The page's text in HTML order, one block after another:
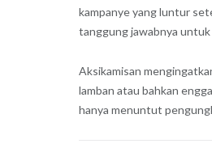
kampanye yang luntur
tanggung jawabnya untuk
Aksikamisan
lamban atau bahkan
hanya menuntut